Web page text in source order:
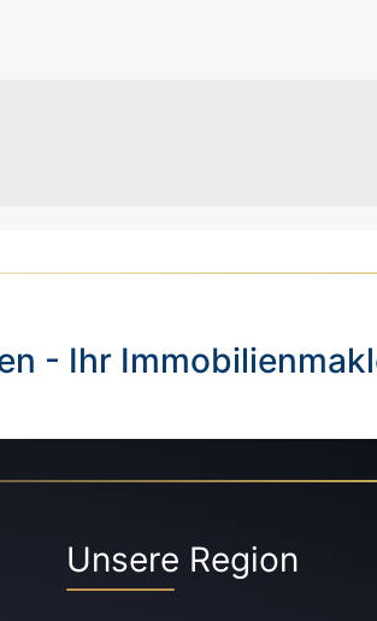
- Ihr
Unsere Region